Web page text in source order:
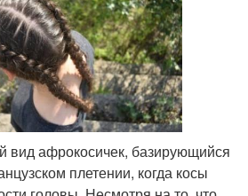
афрокосичек, базирующийся
плетении, когда косы